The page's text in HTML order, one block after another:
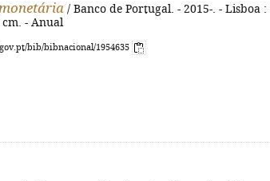
/ Banco de Portugal. - 2015-. - Lisboa :
- Anual
bib/bibnacional/1954635